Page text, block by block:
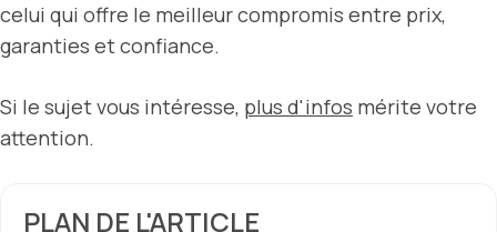
celui qui offre le meilleur compromis entre prix,
garanties et confiance.
Si le sujet vous intéresse, plus d'infos mérite votre
attention.
PLAN DE L'ARTICLE